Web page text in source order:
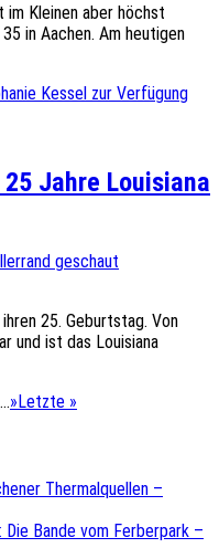
im Kleinen aber höchst
in Aachen. Am heutigen
Jahre Louisiana
geschaut
25. Geburtstag. Von
und ist das Louisiana
...» Letzte »
Thermalquellen –
Die Bande vom Ferberpark –